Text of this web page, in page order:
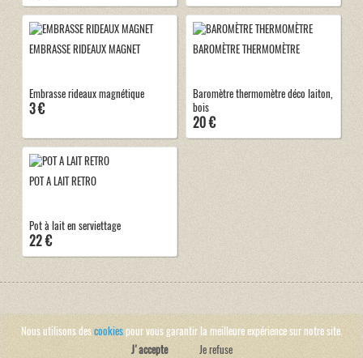
EMBRASSE RIDEAUX MAGNET
Embrasse rideaux magnétique
3 €
BAROMÈTRE THERMOMÈTRE
Baromètre thermomètre déco laiton,
bois
20 €
POT A LAIT RETRO
Pot à lait en serviettage
22 €
Nous utilisons descookiespour vous garantir la meilleure expérience sur notre site.
J'accepte
Je refuse